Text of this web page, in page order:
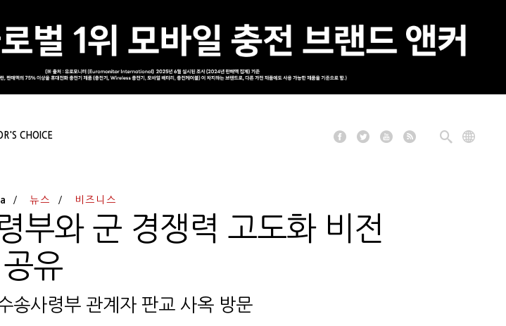
CHOICE
뉴스 비즈니스
부와 군 경쟁력 고도화 비전
공유
송사령부 관계자 판교 사옥 방문